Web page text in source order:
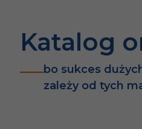
Katalog
bo sukces
zależy od tych